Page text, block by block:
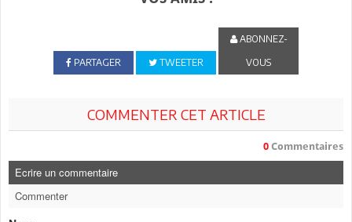
PARTAGER TWEETER
ABONNEZ-
VOUS
COMMENTER CET ARTICLE
0 Commentaires
Ecrire un commentaire
Commenter